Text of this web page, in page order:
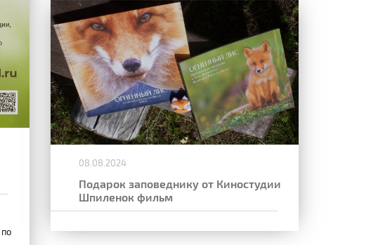
08.08.2024
Подарок заповеднику от Киностудии
Шпиленок фильм